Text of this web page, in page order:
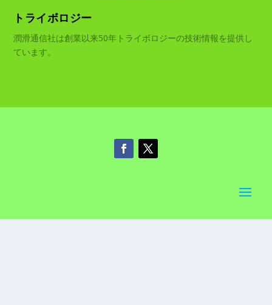
トライボロジー
潤滑通信社は創業以来50年トライボロジーの技術情報を提供し
ています。